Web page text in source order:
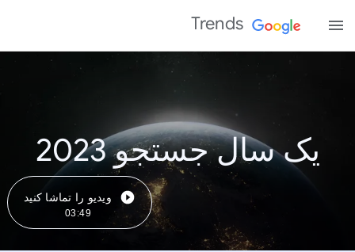
Trends
یک سال جستجو 2023
ویدیو را تماشا کنید
03:49